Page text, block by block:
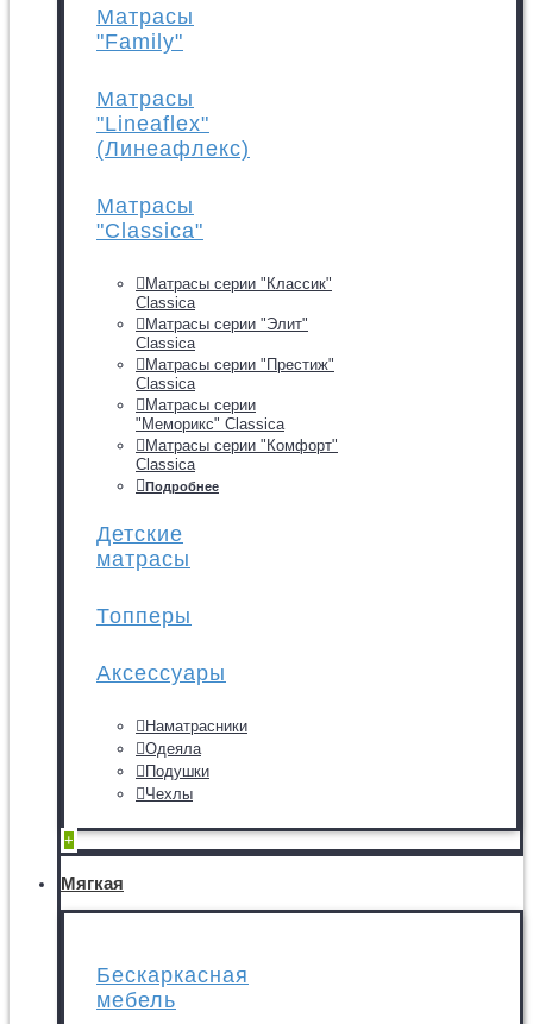
Матрасы
"Family"
Матрасы
"Lineaflex"
(Линеафлекс)
Матрасы
"Classica"
Матрасы серии "Классик"
Classica
Матрасы серии "Элит"
Classica
Матрасы серии "Престиж"
Classica
Матрасы серии
"Меморикс" Classica
Матрасы серии "Комфорт"
Classica
Подробнее
Детские
матрасы
Топперы
Аксессуары
Наматрасники
Одеяла
Подушки
Чехлы
+
Мягкая
Бескаркасная
мебель